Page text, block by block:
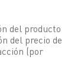
del producto
del precio de
(por